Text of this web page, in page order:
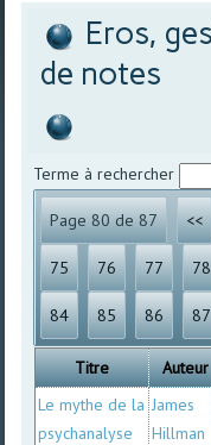
Eros,
de notes
Terme à rechercher
Page 80 de 87 <<
75 76 77 78
84 85 86 87
Titre Auteur
Le mythe de la
psychanalyse
James
Hillman